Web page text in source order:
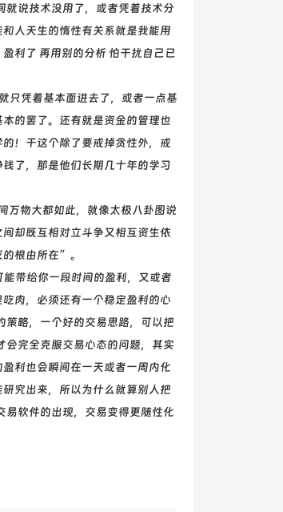
说技术没用了，或者凭着技术分
人天生的惰性有关系就是我能用
利了 再用别的分析 怕干扰自己已
只凭着基本面进去了，或者一点基
的罢了。还有就是资金的管理也
！干这个除了要戒掉贪性外，戒
了，那是他们长期几十年的学习
万物大都如此，就像太极八卦图说
却既互相对立斗争又相互资生依
根由所在”。
带给你一段时间的盈利，又或者
肉，必须还有一个稳定盈利的心
策略，一个好的交易思路，可以把
会完全克服交易心态的问题，其实
利也会瞬间在一天或者一周内化
究出来，所以为什么就算别人把
易软件的出现，交易变得更随性化